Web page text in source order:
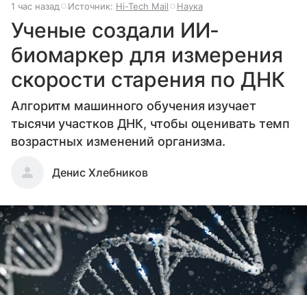
1 час назад Источник: Hi-Tech Mail Наука
Ученые создали ИИ-
биомаркер для измерения
скорости старения по ДНК
Алгоритм машинного обучения изучает
тысячи участков ДНК, чтобы оценивать темп
возрастных изменений организма.
Денис Хлебников